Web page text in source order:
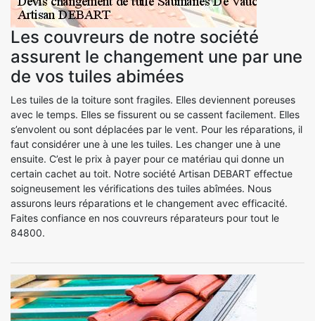
Les couvreurs de notre société
assurent le changement une par une
de vos tuiles abimées
Les tuiles de la toiture sont fragiles. Elles deviennent poreuses
avec le temps. Elles se fissurent ou se cassent facilement. Elles
s’envolent ou sont déplacées par le vent. Pour les réparations, il
faut considérer une à une les tuiles. Les changer une à une
ensuite. C’est le prix à payer pour ce matériau qui donne un
certain cachet au toit. Notre société Artisan DEBART effectue
soigneusement les vérifications des tuiles abîmées. Nous
assurons leurs réparations et le changement avec efficacité.
Faites confiance en nos couvreurs réparateurs pour tout le
84800.